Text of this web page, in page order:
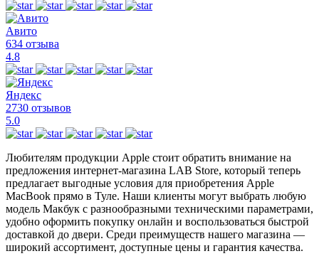
Авито
634 отзыва
4.8
Яндекс
2730 отзывов
5.0
Любителям продукции Apple стоит обратить внимание на
предложения интернет-магазина LAB Store, который теперь
предлагает выгодные условия для приобретения Apple
MacBook прямо в Туле. Наши клиенты могут выбрать любую
модель Макбук с разнообразными техническими параметрами,
удобно оформить покупку онлайн и воспользоваться быстрой
доставкой до двери. Среди преимуществ нашего магазина —
широкий ассортимент, доступные цены и гарантия качества.